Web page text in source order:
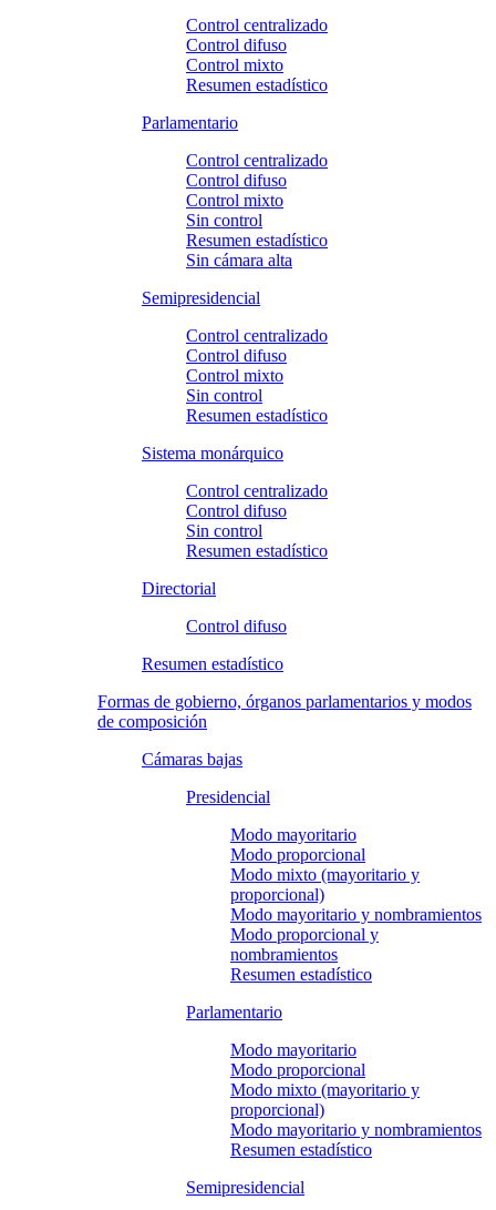
Control centralizado
Control difuso
Control mixto
Resumen estadístico
Parlamentario
Control centralizado
Control difuso
Control mixto
Sin control
Resumen estadístico
Sin cámara alta
Semipresidencial
Control centralizado
Control difuso
Control mixto
Sin control
Resumen estadístico
Sistema monárquico
Control centralizado
Control difuso
Sin control
Resumen estadístico
Directorial
Control difuso
Resumen estadístico
Formas de gobierno, órganos parlamentarios y modos
de composición
Cámaras bajas
Presidencial
Modo mayoritario
Modo proporcional
Modo mixto (mayoritario y
proporcional)
Modo mayoritario y nombramientos
Modo proporcional y
nombramientos
Resumen estadístico
Parlamentario
Modo mayoritario
Modo proporcional
Modo mixto (mayoritario y
proporcional)
Modo mayoritario y nombramientos
Resumen estadístico
Semipresidencial